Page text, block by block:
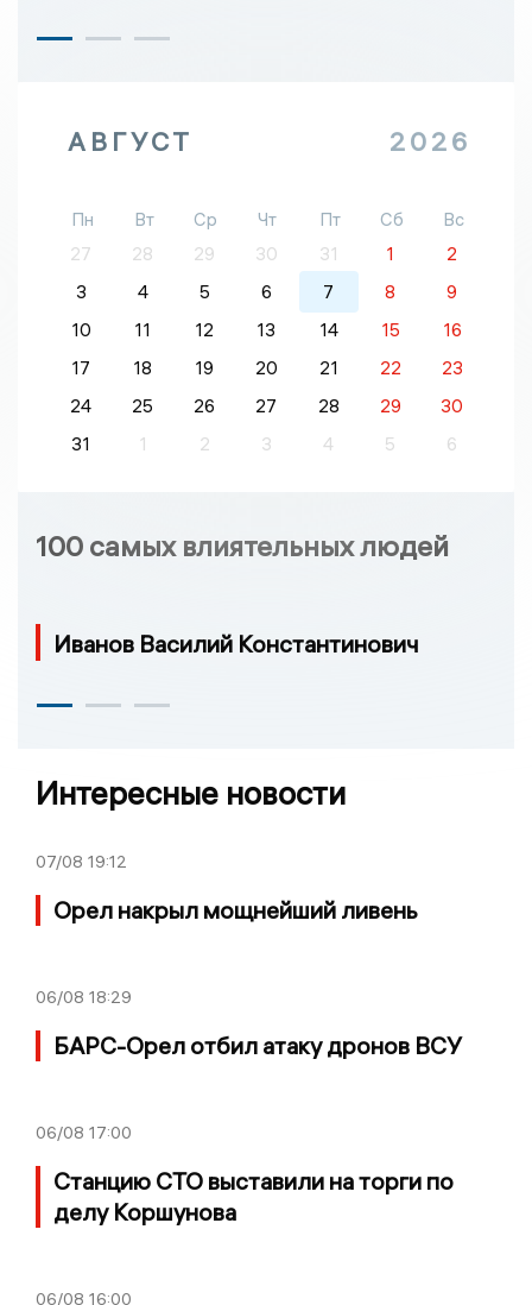
АВГУСТ 2026
Пн Вт Ср Чт Пт Сб
Вс
27
28 29 30 31 1
2
3
4 5 6 7 8
9
10
11 12 13 14 15
16
17
18 19 20 21 22
23
24
25 26 27 28 29
30
31
1 2 3 4 5 6
100 самых влиятельных людей
Иванов Василий Константинович
Интересные новости
07/08 19:12
Орел накрыл мощнейший ливень
06/08 18:29
БАРС-Орел отбил атаку дронов ВСУ
06/08 17:00
Станцию СТО выставили на торги по
делу Коршунова
06/08 16:00